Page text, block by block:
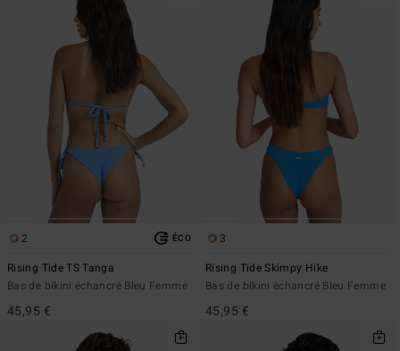
2 ÉCO
Rising Tide TS Tanga
Bas de bikini échancré Bleu Femme
45,95 €
3
Rising Tide Skimpy Hike
Bas de bikini échancré Bleu Femme
45,95 €